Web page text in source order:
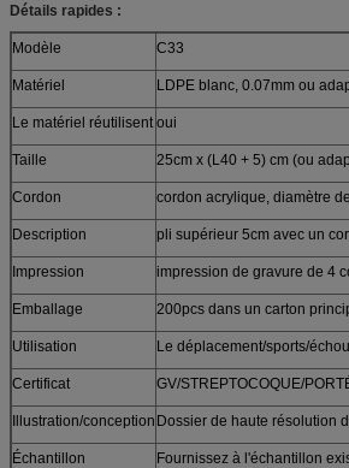
Détails rapides :
Modèle C33
Matériel LDPE blanc, 0.07mm ou
Le matériel réutilisent oui
Taille 25cm x (L40 + 5) cm (ou
Cordon cordon acrylique, diamètre
Description pli supérieur 5cm avec un
Impression impression de gravure de 4
Emballage 200pcs dans un carton
Utilisation Le déplacement/sports/
Certificat GV/STREPTOCOQUE/
Illustration/conception Dossier de haute résolution
Échantillon Fournissez à l'échantillon